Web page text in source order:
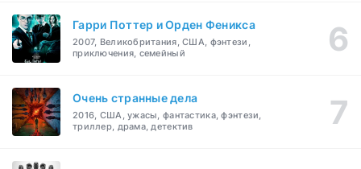
Гарри Поттер и Орден Феникса
2007, Великобритания, США, фэнтези,
приключения, семейный
Очень странные дела
2016, США, ужасы, фантастика, фэнтези,
триллер, драма, детектив